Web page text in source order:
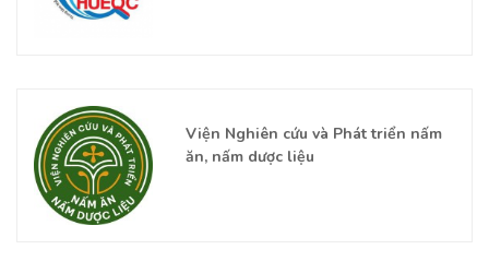
Viện Nghiên cứu và Phát triển nấm
ăn, nấm dược liệu